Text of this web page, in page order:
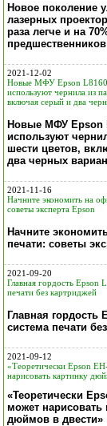
Новое поколение
лазерных
раза легче и на
предшественников
2021-12-02
Новые МФУ Epson
используют чернила из
включая серый и два
Новые МФУ Epson
используют
шести цветов,
два черных
2021-11-16
Начните экономить на
советы эксперта Epson
Начните
печати: советы
2021-09-20
Главная гордость Epson
печати без картриджей
Главная гордость
система печати
2021-09-12
«Теоретически Epson
нарисовать картинку
«Теоретически
может нарисовать
дюймов в двести»